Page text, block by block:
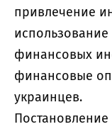
привлечение
финансовых
финансовые
украинцев.